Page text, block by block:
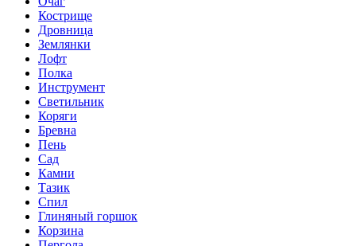
Кострище
Дровница
Землянки
Лофт
Полка
Инструмент
Светильник
Коряги
Бревна
Пень
Сад
Камни
Тазик
Спил
Глиняный горшок
Корзина